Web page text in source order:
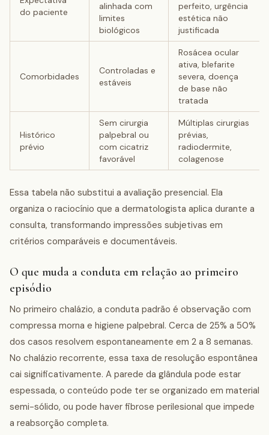
do paciente
alinhada com
limites
biológicos
perfeito, urgência
estética não
justificada
Comorbidades
Controladas e
estáveis
Rosácea ocular
ativa, blefarite
severa, doença
de base não
tratada
Histórico
prévio
Sem cirurgia
palpebral ou
com cicatriz
favorável
Múltiplas cirurgias
prévias,
radiodermite,
colagenose
Essa tabela não substitui a avaliação presencial. Ela
organiza o raciocínio que a dermatologista aplica durante a
consulta, transformando impressões subjetivas em
critérios comparáveis e documentáveis.
O que muda a conduta em relação ao primeiro
episódio
No primeiro chalázio, a conduta padrão é observação com
compressa morna e higiene palpebral. Cerca de 25% a 50%
dos casos resolvem espontaneamente em 2 a 8 semanas.
No chalázio recorrente, essa taxa de resolução espontânea
cai significativamente. A parede da glândula pode estar
espessada, o conteúdo pode ter se organizado em material
semi-sólido, ou pode haver fibrose perilesional que impede
a reabsorção completa.